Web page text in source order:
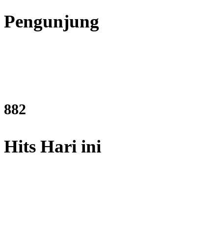
Pengunjung
1062
Hits Hari ini